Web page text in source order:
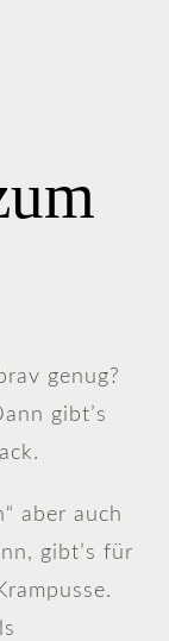
genug?
gibt’s
aber auch
gibt’s für